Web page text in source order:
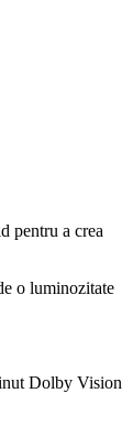
pentru a crea
o luminozitate
Dolby Vision